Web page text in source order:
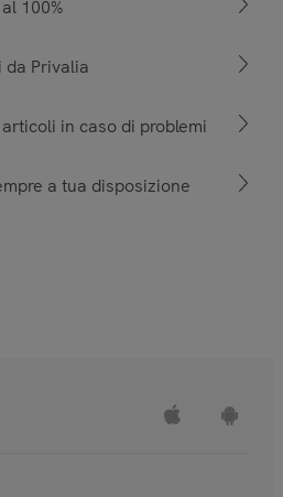
100%
da Privalia
in caso di problemi
a tua disposizione